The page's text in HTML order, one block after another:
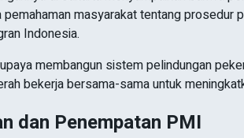
pemahaman masyarakat tentang
Indonesia.
membangun sistem pelindungan
bekerja bersama-sama untuk
dan Penempatan PMI